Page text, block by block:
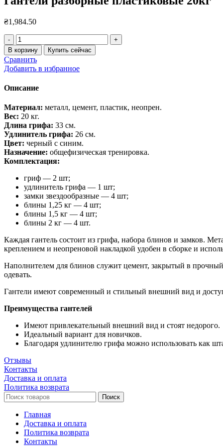
₴1,984.50
Количество
товара
Гантели
разборные
пластиковые
В корзину Купить сейчас
Сравнить
Добавить в избранное
Описание
Материал: металл, цемент, пластик, неопрен.
Вес: 20 кг.
Длина грифа: 33 см.
Удлинитель грифа: 26 см.
Цвет: черный с синим.
Назначение: общефизическая тренировка.
Комплектация:
гриф — 2 шт;
удлинитель грифа — 1 шт;
замки звездообразные — 4 шт;
блины 1,25 кг — 4 шт;
блины 1,5 кг — 4 шт;
блины 2 кг — 4 шт.
Каждая гантель состоит из грифа, набора блинов и замков.
креплением и неопреновой накладкой удобен в сборке и
Наполнителем для блинов служит цемент, закрытый в
одевать.
Гантели имеют современный и стильный внешний вид и
Преимущества гантелей
Имеют привлекательный внешний вид и стоят недорого.
Идеальный вариант для новичков.
Благодаря удлинителю грифа можно использовать как
Отзывы
Контакты
Доставка и оплата
Политика возврата
Поиск
Главная
Доставка и оплата
Политика возврата
Контакты